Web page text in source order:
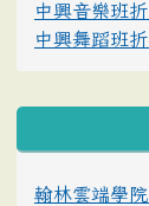
中興音樂班
中興舞蹈班
翰林雲端學